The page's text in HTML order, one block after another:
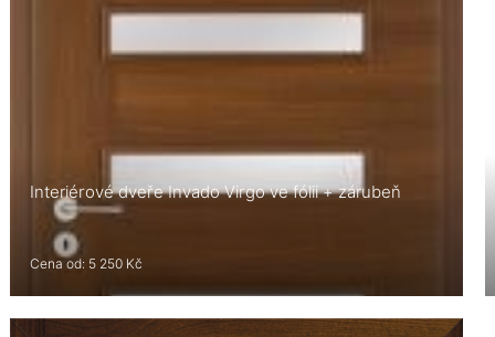
Interiérové dveře Invado Virgo ve fólii + zárubeň
Cena od: 5 250 Kč